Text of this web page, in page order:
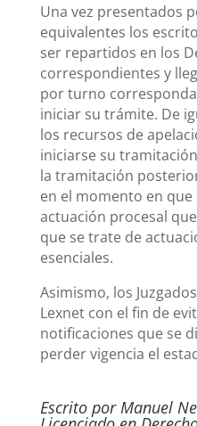
Una vez presentados
equivalentes los
ser repartidos en los
correspondientes y
por turno
iniciar su trámite. De
los recursos de
iniciarse su
la tramitación
en el momento en
actuación procesal
que se trate de
esenciales.
Asimismo, los
Lexnet con el fin de
notificaciones que se
perder vigencia el
Escrito por Manuel